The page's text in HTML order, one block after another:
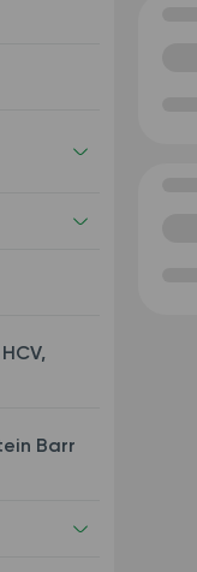
Barr